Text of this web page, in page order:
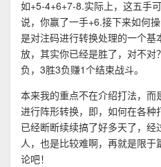
如+5-4+6+7-8.实际上，这五手
说，你赢了一手+6.接下来如何
是对注码进行转换处理的一个
放，其实你已经是胜了，对不
负，3胜3负赚1个结束战斗。
本来我的重点不在介绍打法，
进行阵形转换，即，如何在各
已经断断续续搞了好多天了，
人，也是比较难啊，再就是限
论吧！